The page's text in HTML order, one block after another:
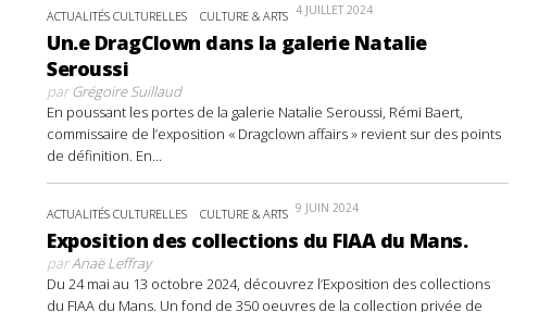
ACTUALITÉS CULTURELLES CULTURE & ARTS 4 JUILLET 2024
Un.e DragClown dans la galerie Natalie
Seroussi
parGrégoire Suillaud
En poussant les portes de la galerie Natalie Seroussi, Rémi Baert,
commissaire de l’exposition « Dragclown affairs » revient sur des points
de définition. En...
ACTUALITÉS CULTURELLES CULTURE & ARTS 9 JUIN 2024
Exposition des collections du FIAA du Mans.
parAnaë Leffray
Du 24 mai au 13 octobre 2024, découvrez l’Exposition des collections
du FIAA du Mans. Un fond de 350 oeuvres de la collection privée de